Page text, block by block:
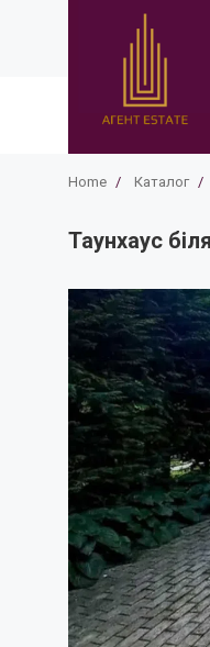
Home / Каталог /
Таунхаус